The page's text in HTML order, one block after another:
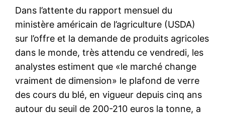
Dans l’attente du rapport mensuel du
ministère américain de l’agriculture (USDA)
sur l’offre et la demande de produits agricoles
dans le monde, très attendu ce vendredi, les
analystes estiment que «le marché change
vraiment de dimension» le plafond de verre
des cours du blé, en vigueur depuis cinq ans
autour du seuil de 200-210 euros la tonne, a